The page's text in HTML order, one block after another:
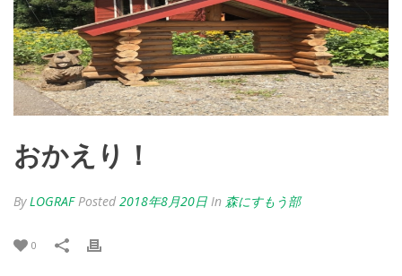
おかえり！
ByLOGRAF Posted 2018年8月20日 In 森にすもう部
0